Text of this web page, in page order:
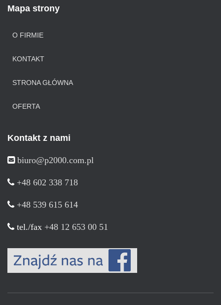
Mapa strony
O FIRMIE
KONTAKT
STRONA GŁÓWNA
OFERTA
Kontakt z nami
biuro@p2000.com.pl
+48 602 338 718
+48 539 615 614
tel./fax +48 12 653 00 51